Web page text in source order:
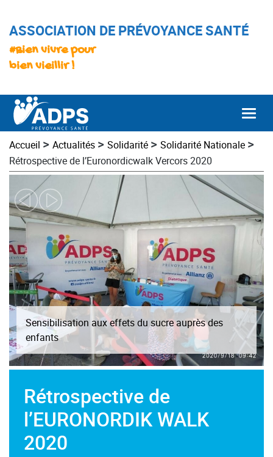
ASSOCIATION DE PRÉVOYANCE SANTÉ
#Bien vivre pour
bien vieillir !
Accueil > Actualités > Solidarité > Solidarité Nationale >
Rétrospective de l’Euronordicwalk Vercors 2020
Rétrospective de
l’EURONORDIK WALK
2020